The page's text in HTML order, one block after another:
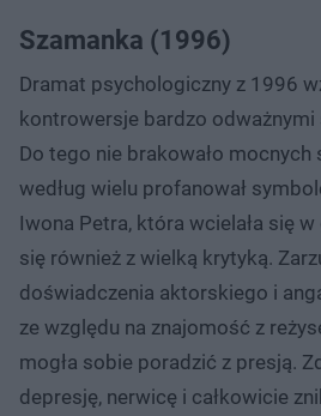
Szamanka (1996)
Dramat psychologiczny z 1996
kontrowersje bardzo
Do tego nie brakowało mocnych
według wielu profanował
Iwona Petra, która wcielała się w
się również z wielką krytyką.
doświadczenia aktorskiego i
ze względu na znajomość z
mogła sobie poradzić z presją.
depresję, nerwicę i całkowicie